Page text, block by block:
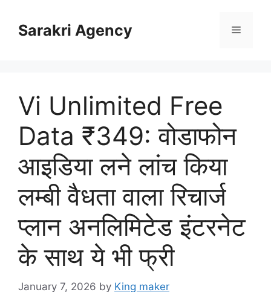
contentSarakri Agency Menu
Vi Unlimited Free
Data ₹349: वोडाफोन
आइडिया लने लांच किया
लम्बी वैधता वाला रिचार्ज
प्लान अनलिमिटेड इंटरनेट
के साथ ये भी फ्री
January 7, 2026 by King maker